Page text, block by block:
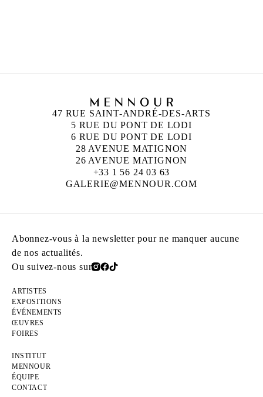
47 RUE SAINT-ANDRÉ-DES-ARTS
5 RUE DU PONT DE LODI
6 RUE DU PONT DE LODI
28 AVENUE MATIGNON
26 AVENUE MATIGNON
+33 1 56 24 03 63
GALERIE@MENNOUR.COM
Abonnez-vous à la newsletter pour ne manquer aucune
de nos actualités.
Ou suivez-nous sur
ARTISTES
EXPOSITIONS
ÉVÉNEMENTS
ŒUVRES
FOIRES
INSTITUT
MENNOUR
ÉQUIPE
CONTACT